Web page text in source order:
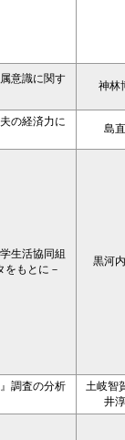
意識に関す
神林
の経済力に
島
生活協同組
をもとに－
黒河
調査の分析
土岐智
井